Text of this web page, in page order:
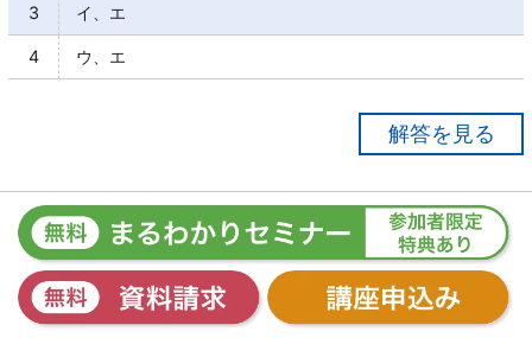
3 イ、エ
4 ウ、エ
ア○
イ×
眠気や口渇等の比較的よく見られるもの「から、日常
生活に支障を来す程度の健康被害を生じる重大なもの
まで様々ある」。
問 18
サリドマイド製剤及びサリドマイド訴訟に関する以
下の記述のうち、正しいものの組み合わせを下から